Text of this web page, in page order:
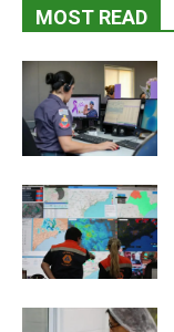
MOST READ